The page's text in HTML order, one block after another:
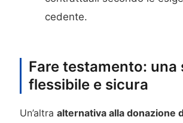
cedente.
Fare testamento: una
flessibile e sicura
Un’altra alternativa alla donazione